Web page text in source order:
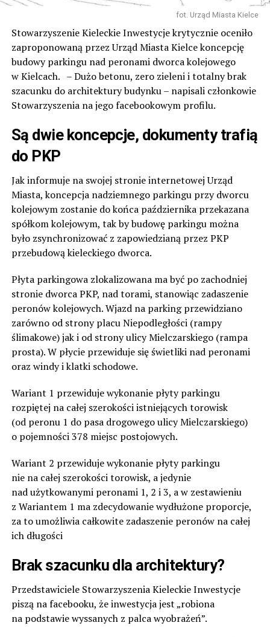
fot. Urząd Miasta Kielce
Stowarzyszenie Kieleckie Inwestycje krytycznie oceniło
zaproponowaną przez Urząd Miasta Kielce koncepcję
budowy parkingu nad peronami dworca kolejowego
w Kielcach. – Dużo betonu, zero zieleni i totalny brak
szacunku do architektury budynku – napisali członkowie
Stowarzyszenia na jego facebookowym profilu.
Są dwie koncepcje, dokumenty trafią
do PKP
Jak informuje na swojej stronie internetowej Urząd
Miasta, koncepcja nadziemnego parkingu przy dworcu
kolejowym zostanie do końca października przekazana
spółkom kolejowym, tak by budowę parkingu można
było zsynchronizować z zapowiedzianą przez PKP
przebudową kieleckiego dworca.
Płyta parkingowa zlokalizowana ma być po zachodniej
stronie dworca PKP, nad torami, stanowiąc zadaszenie
peronów kolejowych. Wjazd na parking przewidziano
zarówno od strony placu Niepodległości (rampy
ślimakowe) jak i od strony ulicy Mielczarskiego (rampa
prosta). W płycie przewiduje się świetliki nad peronami
oraz windy i klatki schodowe.
Wariant 1 przewiduje wykonanie płyty parkingu
rozpiętej na całej szerokości istniejących torowisk
(od peronu 1 do pasa drogowego ulicy Mielczarskiego)
o pojemności 378 miejsc postojowych.
Wariant 2 przewiduje wykonanie płyty parkingu
nie na całej szerokości torowisk, a jedynie
nad użytkowanymi peronami 1, 2 i 3, a w zestawieniu
z Wariantem 1 ma zdecydowanie wydłużone proporcje,
za to umożliwia całkowite zadaszenie peronów na całej
ich długości
Brak szacunku dla architektury?
Przedstawiciele Stowarzyszenia Kieleckie Inwestycje
piszą na facebooku, że inwestycja jest „robiona
na podstawie wyssanych z palca wyobrażeń”.